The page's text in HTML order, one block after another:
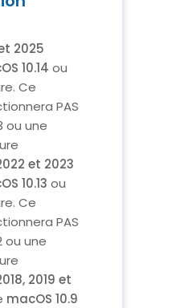
2025
10.14 ou
Ce
PAS
ou une
et 2023
10.13 ou
Ce
PAS
ou une
2019 et
macOS 10.9